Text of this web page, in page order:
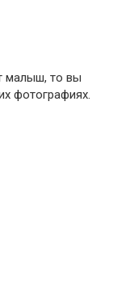
малыш, то вы
фотографиях.